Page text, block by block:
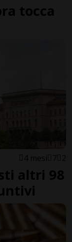
tocca
4 mesi 7 2
altri 98